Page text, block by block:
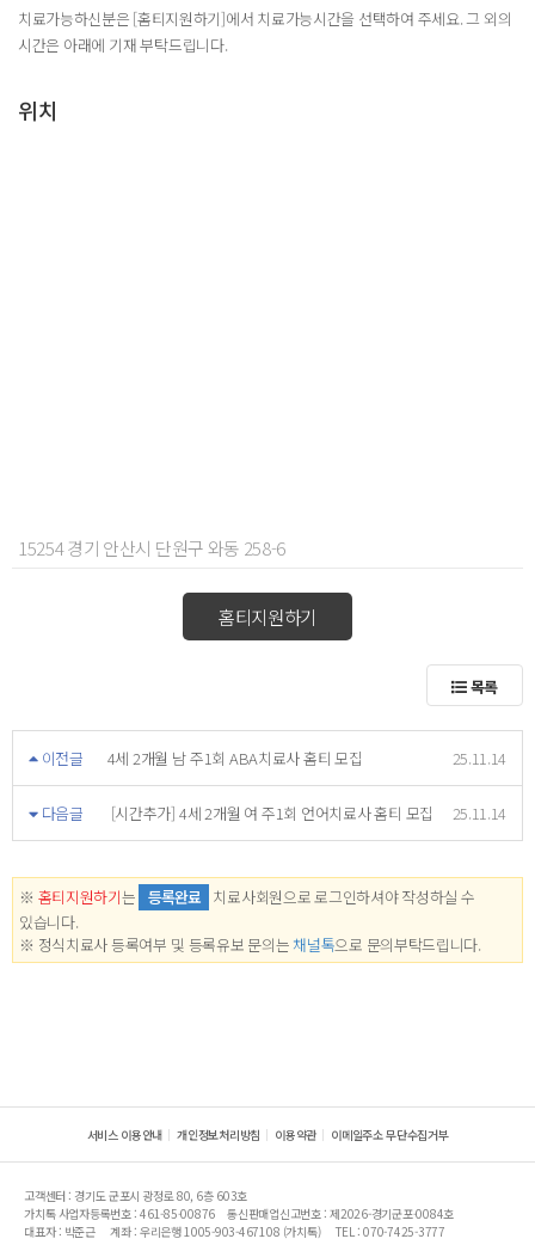
치료가능하신분은 [홈티지원하기]에서 치료가능시간을 선택하여 주세요. 그 외의
시간은 아래에 기재 부탁드립니다.
위치
15254 경기 안산시 단원구 와동 258-6
홈티지원하기
목록
이전글 4세 2개월 남 주1회 ABA치료사 홈티 모집 25.11.14
다음글 [시간추가] 4세 2개월 여 주1회 언어치료사 홈티 모집 25.11.14
※ 홈티지원하기는 등록완료 치료사회원으로 로그인하셔야 작성하실 수
있습니다.
※ 정식치료사 등록여부 및 등록유보 문의는 채널톡으로 문의부탁드립니다.
서비스 이용안내 개인정보처리방침 이용약관 이메일주소 무단수집거부
고객센터 : 경기도 군포시 광정로 80, 6층 603호
가치톡 사업자등록번호 : 461-85-00876
통신판매업신고번호 : 제2026-경기군포-0084호
대표자 : 박준근
계좌 : 우리은행 1005-903-467108 (가치톡)
TEL : 070-7425-3777